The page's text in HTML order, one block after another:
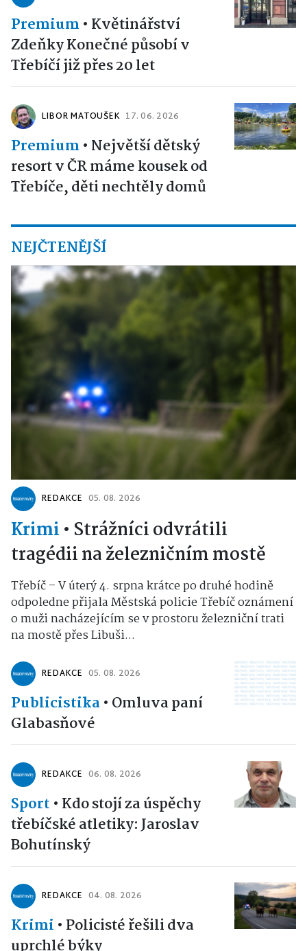
Premium • Květinářství
Zdeňky Konečné působí v
Třebíčí již přes 20 let
LIBOR MATOUŠEK 17. 06. 2026
Premium • Největší dětský
resort v ČR máme kousek od
Třebíče, děti nechtěly domů
NEJČTENĚJŠÍ
REDAKCE 05. 08. 2026
Krimi • Strážníci odvrátili
tragédii na železničním mostě
Třebíč – V úterý 4. srpna krátce po druhé hodině
odpoledne přijala Městská policie Třebíč oznámení
o muži nacházejícím se v prostoru železniční trati
na mostě přes Libuši...
REDAKCE 05. 08. 2026
Publicistika• Omluva paní
Glabasňové
REDAKCE 06. 08. 2026
Sport • Kdo stojí za úspěchy
třebíčské atletiky: Jaroslav
Bohutínský
REDAKCE 04. 08. 2026
Krimi • Policisté řešili dva
uprchlé býky